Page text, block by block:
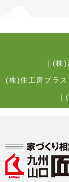
｜ (株)
(株)住工房プラス
｜